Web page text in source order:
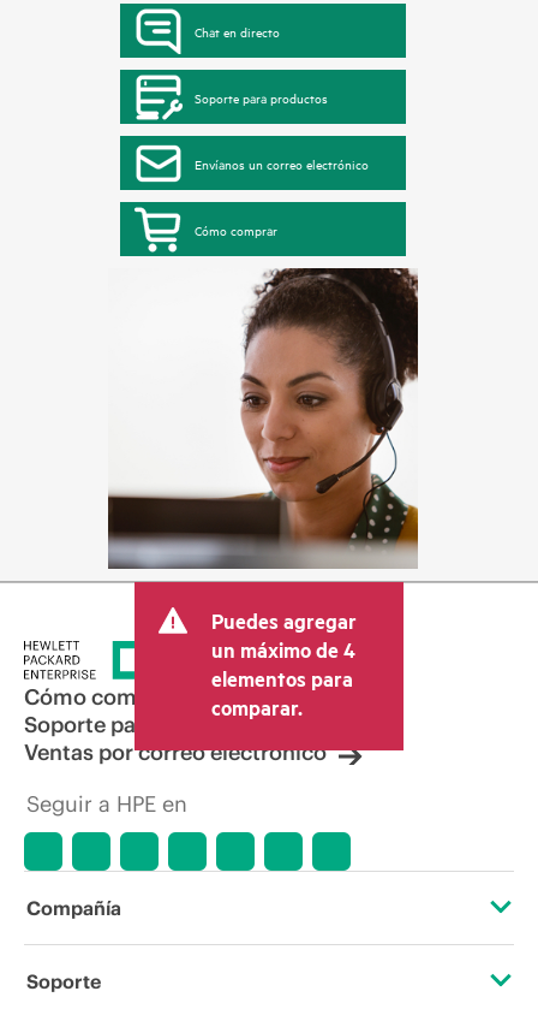
Chat en directo
Soporte para productos
Envíanos un correo electrónico
Cómo comprar
Puedes agregar
un máximo de 4
elementos para
comparar.
Cómo comprar
Soporte para productos
Ventas por correo electrónico
Seguir a HPE en
Compañía
Acerca de HPE
Soporte